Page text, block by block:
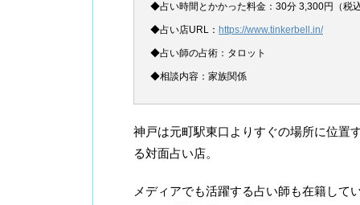
◆占い時間とかかった料金：30分 3,300円（税
◆占い店URL： https://www.tinkerbell.in/
◆占い師の占術：タロット
◆相談内容：家族関係
神戸は元町駅東口よりすぐの場所に位置
る対面占い店。
メディアでも活躍する占い師も在籍して